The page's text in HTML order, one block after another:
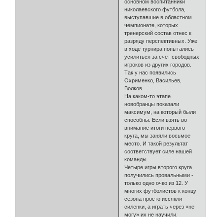
основном воспитанники
николаевского футбола,
выступавшие в областном
чемпионате, которых
тренерский состав отнес к
разряду перспективных. Уже
в ходе турнира попытались
усилиться за счет свободных
игроков из других городов.
Так у нас появились
Охрименко, Васильев,
Волков.
На каком-то этапе
новобранцы показали
максимум, на который были
способны. Если взять во
внимание итоги первого
круга, мы заняли восьмое
место. И такой результат
соответствует силе нашей
команды.
Четыре игры второго круга
получились провальными -
только одно очко из 12. У
многих футболистов к концу
сезона просто иссякли
силенки, а играть через «не
могу» их не научили.